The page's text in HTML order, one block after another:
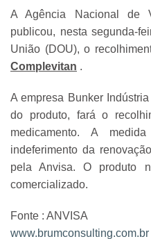
A Agência Nacional de
publicou, nesta segunda-
União (DOU), o
Complevitan .
A empresa Bunker
do produto, fará o
medicamento. A
indeferimento da
pela Anvisa. O produto
comercializado.
Fonte : ANVISA
www.brumconsulting.com.br